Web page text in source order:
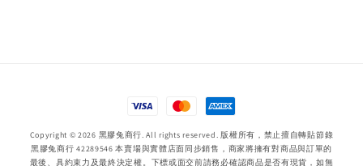
Copyright © 2026 黑膠兔商行. All rights reserved. 版權所有，禁止擅自轉貼節錄
黑膠兔商行 42289546 本賣場與實體店面同步銷售，商家將擁有對商品與訂單的
最後、具約束力及最終決定權。下標或面交前請務必確認商品是否有現貨，如無